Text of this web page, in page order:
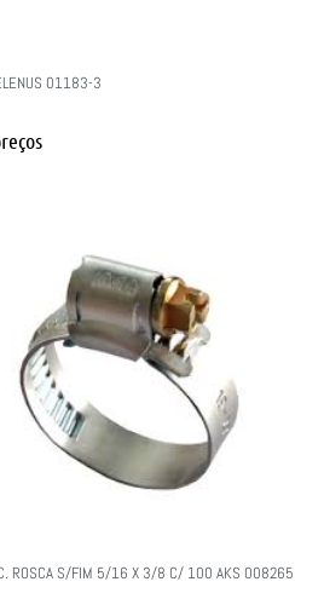
01183-3
ROSCA S/FIM 5/16 X 3/8 C/ 100 AKS 008265